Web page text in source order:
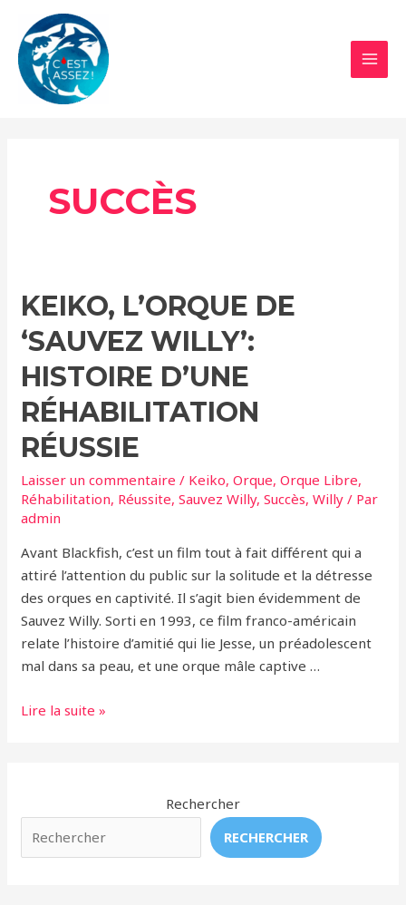
contenu
SUCCÈS
KEIKO, L’ORQUE DE
‘SAUVEZ WILLY’:
HISTOIRE D’UNE
RÉHABILITATION
RÉUSSIE
Laisser un commentaire / Keiko,Orque,Orque Libre,
Réhabilitation, Réussite,Sauvez Willy,Succès,Willy / Par
admin
Avant Blackfish, c’est un film tout à fait différent qui a
attiré l’attention du public sur la solitude et la détresse
des orques en captivité. Il s’agit bien évidemment de
Sauvez Willy. Sorti en 1993, ce film franco-américain
relate l’histoire d’amitié qui lie Jesse, un préadolescent
mal dans sa peau, et une orque mâle captive …
Keiko,
Histoire
d’une
Lire la suite »
Rechercher
RECHERCHER